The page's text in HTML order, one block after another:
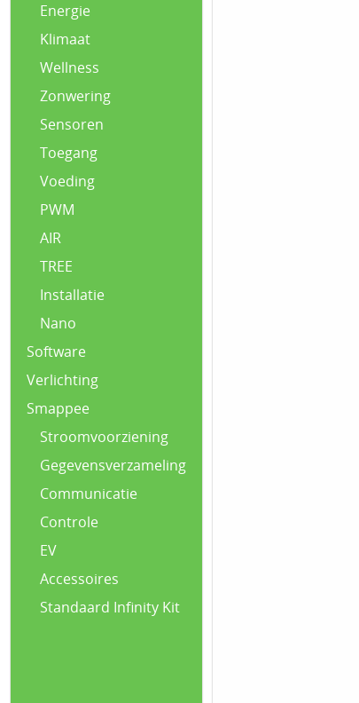
Energie
Klimaat
Wellness
Zonwering
Sensoren
Toegang
Voeding
PWM
AIR
TREE
Installatie
Nano
Software
Verlichting
Smappee
Stroomvoorziening
Gegevensverzameling
Communicatie
Controle
EV
Accessoires
Standaard Infinity Kit